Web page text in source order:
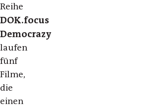
Reihe
DOK.focus
Democrazy
laufen
fünf
Filme,
die
einen